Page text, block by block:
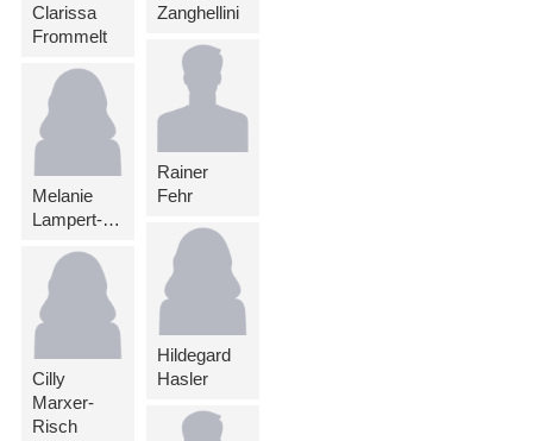
Clarissa
Frommelt
Melanie
Lampert-Steiger
Cilly
Marxer-
Risch
Zanghellini
Rainer
Fehr
Hildegard
Hasler